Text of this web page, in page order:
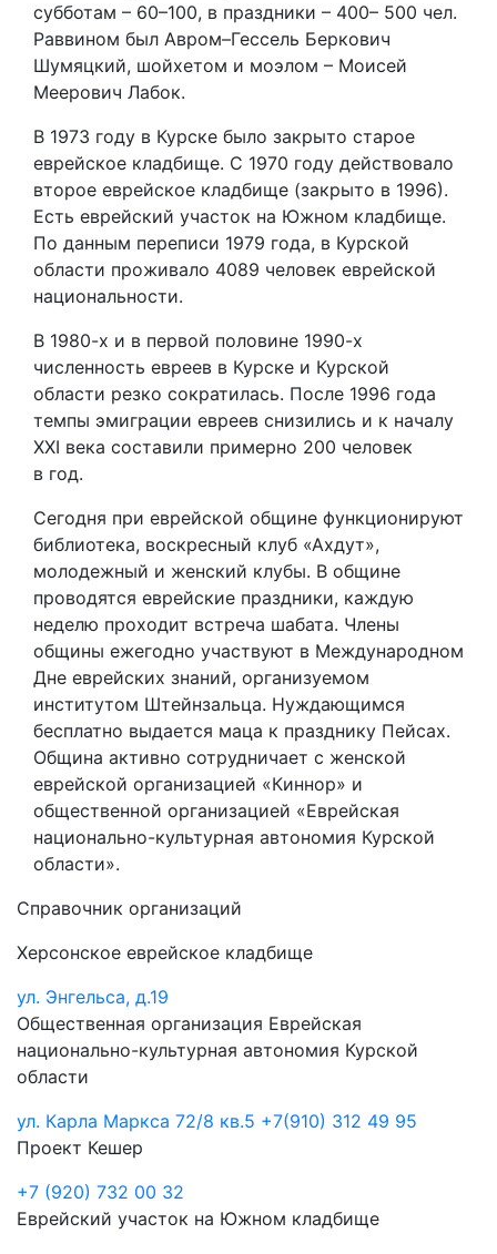
субботам – 60–100, в праздники – 400– 500 чел.
Раввином был Авром–Гессель Беркович
Шумяцкий, шойхетом и моэлом – Моисей
Меерович Лабок.
В 1973 году в Курске было закрыто старое
еврейское кладбище. С 1970 году действовало
второе еврейское кладбище (закрыто в 1996).
Есть еврейский участок на Южном кладбище.
По данным переписи 1979 года, в Курской
области проживало 4089 человек еврейской
национальности.
В 1980-х и в первой половине 1990-х
численность евреев в Курске и Курской
области резко сократилась. После 1996 года
темпы эмиграции евреев снизились и к началу
XXI века составили примерно 200 человек
в год.
Сегодня при еврейской общине функционируют
библиотека, воскресный клуб «Ахдут»,
молодежный и женский клубы. В общине
проводятся еврейские праздники, каждую
неделю проходит встреча шабата. Члены
общины ежегодно участвуют в Международном
Дне еврейских знаний, организуемом
институтом Штейнзальца. Нуждающимся
бесплатно выдается маца к празднику Пейсах.
Община активно сотрудничает с женской
еврейской организацией «Киннор» и
общественной организацией «Еврейская
национально-культурная автономия Курской
области».
Справочник организаций
Херсонское еврейское кладбище
ул. Энгельса, д.19
Общественная организация Еврейская
национально-культурная автономия Курской
области
ул. Карла Маркса 72/8 кв.5 +7(910) 312 49 95
Проект Кешер
+7 (920) 732 00 32
Еврейский участок на Южном кладбище